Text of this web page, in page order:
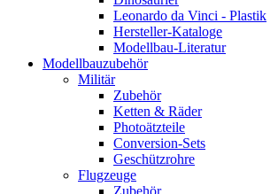
Leonardo da Vinci - Plastik
Hersteller-Kataloge
Modellbau-Literatur
Modellbauzubehör
Militär
Zubehör
Ketten & Räder
Photoätzteile
Conversion-Sets
Geschützrohre
Flugzeuge
Zubehör